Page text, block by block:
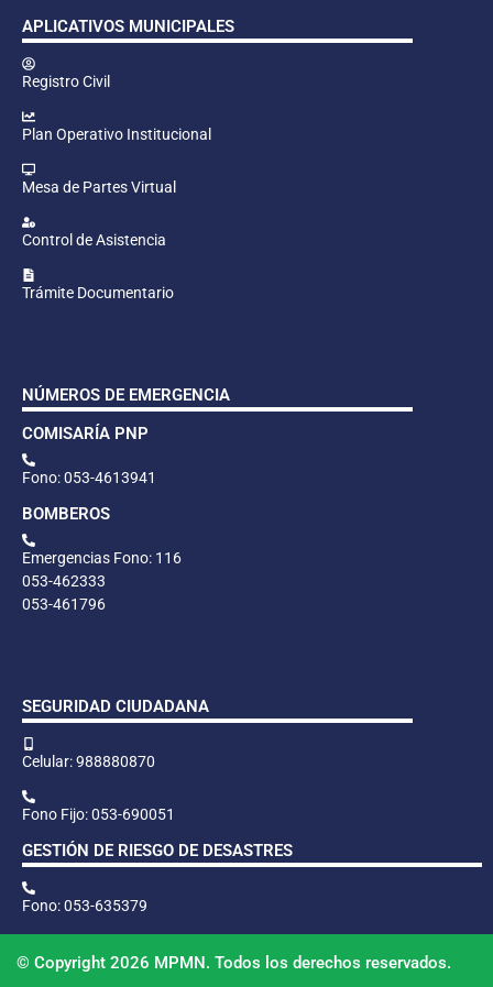
APLICATIVOS MUNICIPALES
Registro Civil
Plan Operativo Institucional
Mesa de Partes Virtual
Control de Asistencia
Trámite Documentario
NÚMEROS DE EMERGENCIA
COMISARÍA PNP
Fono: 053-4613941
BOMBEROS
Emergencias Fono: 116
053-462333
053-461796
SEGURIDAD CIUDADANA
Celular: 988880870
Fono Fijo: 053-690051
GESTIÓN DE RIESGO DE DESASTRES
Fono: 053-635379
© Copyright 2026 MPMN. Todos los derechos reservados.